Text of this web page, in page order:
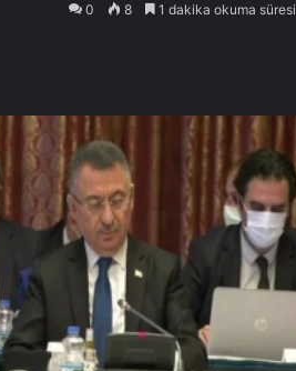
0 8 1 dakika okuma süresi